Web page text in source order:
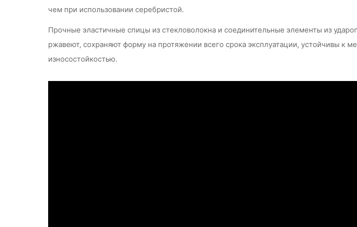
чем при использовании серебристой.
Прочные эластичные спицы из стекловолокна и соединительные элементы из
ржавеют, сохраняют форму на протяжении всего срока эксплуатации, устойчивы к
износостойкостью.